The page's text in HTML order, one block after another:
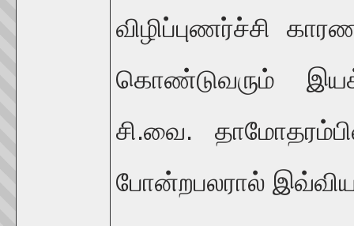
விழிப்புணர்ச்சி
கொண்டுவரும்
சி.வை.
போன்றபலரால்